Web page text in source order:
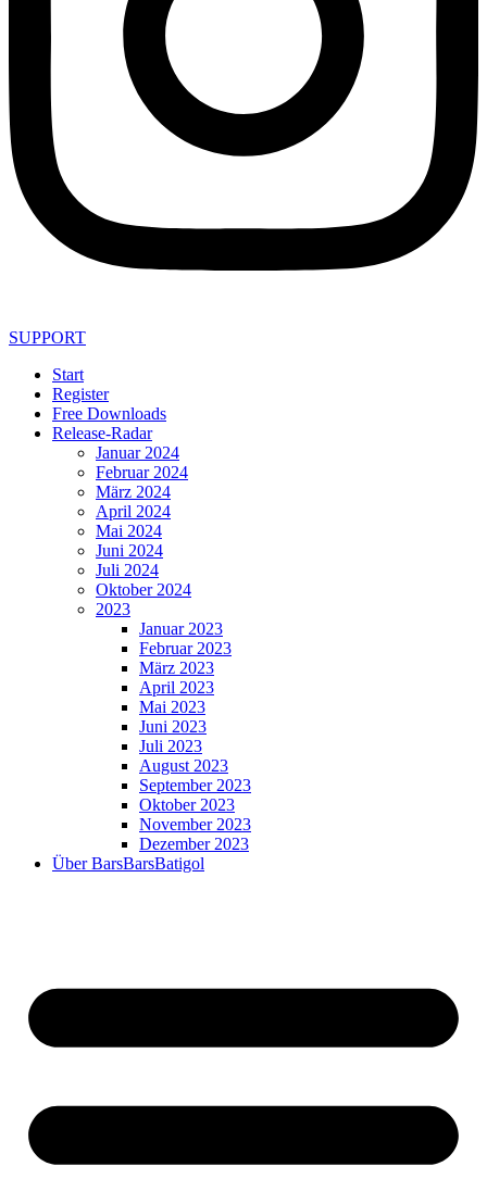
SUPPORT
Start
Register
Free Downloads
Release-Radar
Januar 2024
Februar 2024
März 2024
April 2024
Mai 2024
Juni 2024
Juli 2024
Oktober 2024
2023
Januar 2023
Februar 2023
März 2023
April 2023
Mai 2023
Juni 2023
Juli 2023
August 2023
September 2023
Oktober 2023
November 2023
Dezember 2023
Über BarsBarsBatigol